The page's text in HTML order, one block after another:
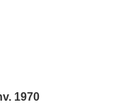
1970